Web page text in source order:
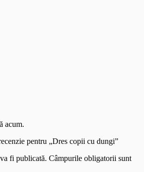
acum.
pentru „Dres copii cu dungi”
fi publicată. Câmpurile obligatorii sunt